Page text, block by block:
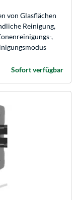
von Glasflächen
Reinigung,
,
Sofort verfügbar